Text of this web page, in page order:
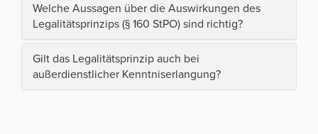
Welche Aussagen über die Auswirkungen des
Legalitätsprinzips (§ 160 StPO) sind richtig?
Gilt das Legalitätsprinzip auch bei
außerdienstlicher Kenntniserlangung?